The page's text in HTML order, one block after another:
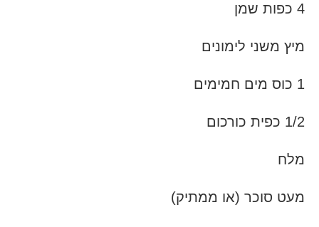
4 כפות שמן
מיץ משני לימונים
1 כוס מים חמימים
1/2 כפית כורכום
מלח
מעט סוכר (או ממתיק)